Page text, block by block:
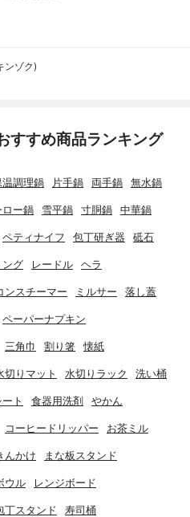
ンゾク)
すすめ商品ランキング
温調理鍋 片手鍋 両手鍋 無水鍋
ロー鍋 雪平鍋 寸胴鍋 中華鍋
ペティナイフ 包丁研ぎ器 砥石
ング レードル ヘラ
ンスチーマー ミルサー 落し蓋
ペーパーナプキン
三角巾 割り箸 懐紙
切りマット 水切りラック 洗い桶
ト 食器用洗剤 やかん
コーヒードリッパー お茶ミル
んかけ まな板スタンド
ウル レンジボード
丁スタンド 寿司桶